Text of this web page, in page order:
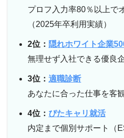
プロフ入力率80％以上で
（2025年卒利用実績）
2位： 隠れホワイト企業
無理せず入社できる優良
3位： 適職診断
あなたに合った仕事を客
4位： ぴたキャリ就活
内定まで個別サポート（